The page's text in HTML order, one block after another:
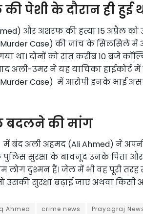
पेशी के दौरान ही हुई
और अशरफ की हत्या 15 अप्रैल को
Murder Case) की जांच के सिलसिले में
था। दोनों को रात करीब 10 बजे
अली-उमर ने यह याचिका
Murder Case) में आरोपी इनके भाई
बदलने की मांग
में बंद अली अहमद (Ali Ahmed) ने
सुरक्षा के बावजूद उनके पिता और
दुश्मन हैं। जेल में भी वह पूरी तरह
उसकी सुरक्षा बढ़ाई जाए अथवा किसी
Ahmed crime news Prayagraj